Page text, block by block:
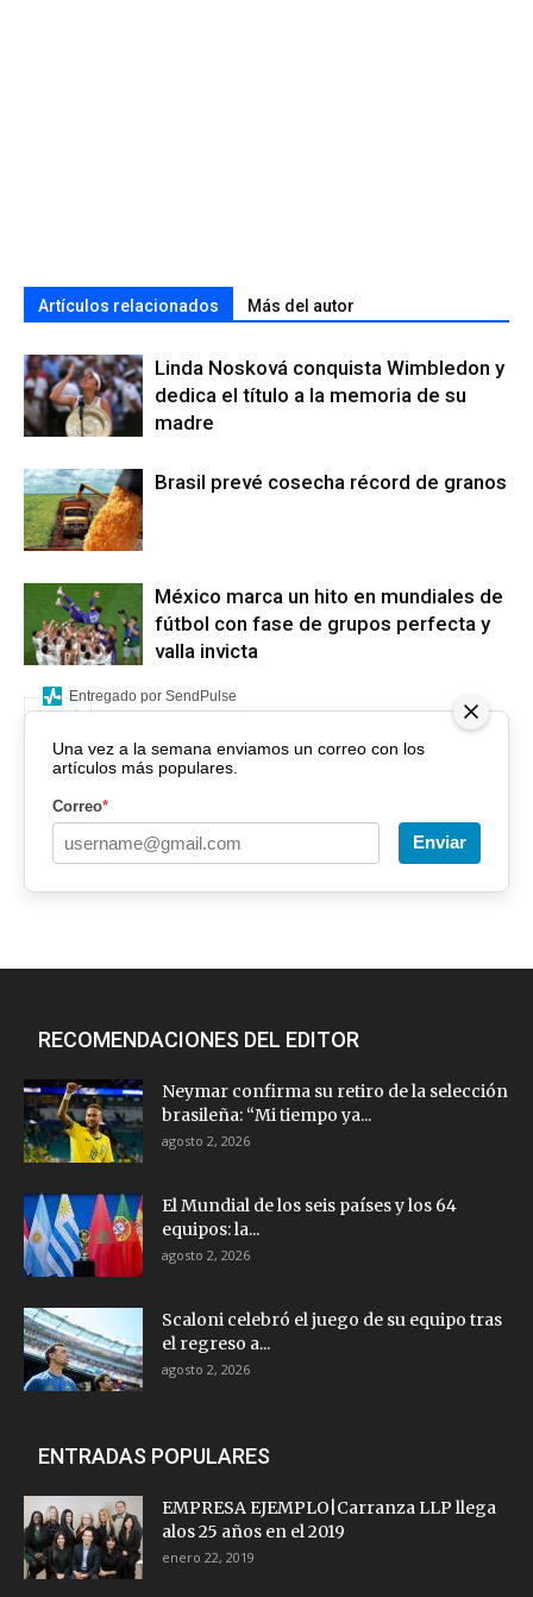
Artículos relacionados Más del autor
Linda Nosková conquista Wimbledon y
dedica el título a la memoria de su
madre
Brasil prevé cosecha récord de granos
México marca un hito en mundiales de
fútbol con fase de grupos perfecta y
valla invicta
Una vez a la semana enviamos un correo con los
artículos más populares.
Correo*
Enviar
Entregado por SendPulse
RECOMENDACIONES DEL EDITOR
Neymar confirma su retiro de la selección
brasileña: “Mi tiempo ya...
agosto 2, 2026
El Mundial de los seis países y los 64
equipos: la...
agosto 2, 2026
Scaloni celebró el juego de su equipo tras
el regreso a...
agosto 2, 2026
ENTRADAS POPULARES
EMPRESA EJEMPLO|Carranza LLP llega
alos 25 años en el 2019
enero 22, 2019